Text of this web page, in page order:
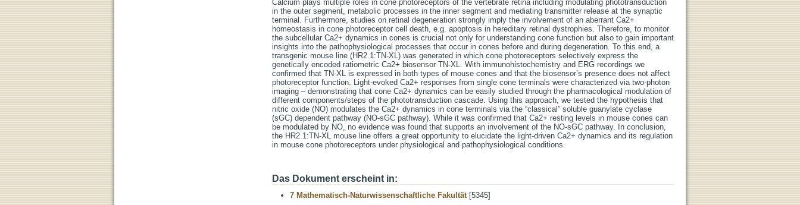
Calcium plays multiple roles in cone photoreceptors of the vertebrate retina including modulating phototransduction
in the outer segment, metabolic processes in the inner segment and mediating transmitter release at the synaptic
terminal. Furthermore, studies on retinal degeneration strongly imply the involvement of an aberrant Ca2+
homeostasis in cone photoreceptor cell death, e.g. apoptosis in hereditary retinal dystrophies. Therefore, to monitor
the subcellular Ca2+ dynamics in cones is crucial not only for understanding cone function but also to gain important
insights into the pathophysiological processes that occur in cones before and during degeneration. To this end, a
transgenic mouse line (HR2.1:TN-XL) was generated in which cone photoreceptors selectively express the
genetically encoded ratiometric Ca2+ biosensor TN-XL. With immunohistochemistry and ERG recordings we
confirmed that TN-XL is expressed in both types of mouse cones and that the biosensor’s presence does not affect
photoreceptor function. Light-evoked Ca2+ responses from single cone terminals were characterized via two-photon
imaging – demonstrating that cone Ca2+ dynamics can be easily studied through the pharmacological modulation of
different components/steps of the phototransduction cascade. Using this approach, we tested the hypothesis that
nitric oxide (NO) modulates the Ca2+ dynamics in cone terminals via the “classical” soluble guanylate cyclase
(sGC) dependent pathway (NO-sGC pathway). While it was confirmed that Ca2+ resting levels in mouse cones can
be modulated by NO, no evidence was found that supports an involvement of the NO-sGC pathway. In conclusion,
the HR2.1:TN-XL mouse line offers a great opportunity to elucidate the light-driven Ca2+ dynamics and its regulation
in mouse cone photoreceptors under physiological and pathophysiological conditions.
Das Dokument erscheint in:
7 Mathematisch-Naturwissenschaftliche Fakultät[5345]